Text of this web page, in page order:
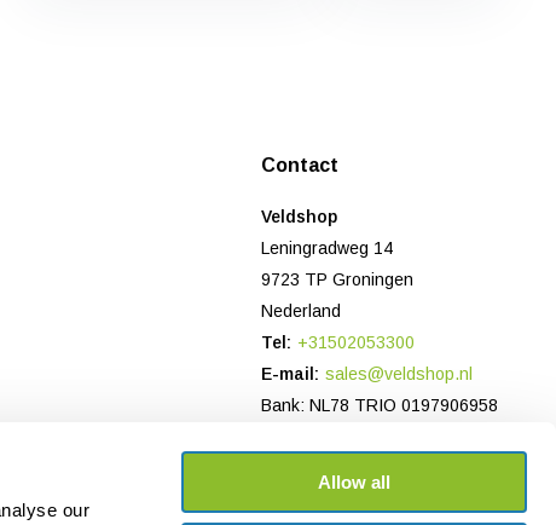
our
Allow all
Contact
Veldshop
Leningradweg 14
9723 TP Groningen
Nederland
Tel: +31502053300
E-mail: sales@veldshop.nl
Bank: NL78 TRIO 0197906958